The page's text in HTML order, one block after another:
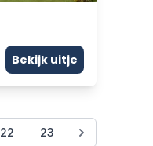
Bekijk uitje
22 23